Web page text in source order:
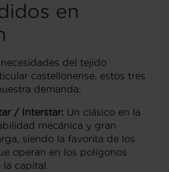
en
del tejido
castellonense, estos tres
demanda:
/ Interstar: Un clásico en la
mecánica y gran
siendo la favorita de los
operan en los polígonos
capital.